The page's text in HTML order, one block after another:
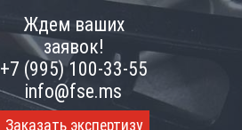
Ждем ваших
заявок!
+7 (995) 100-33-55
info@fse.ms
Заказать экспертизу